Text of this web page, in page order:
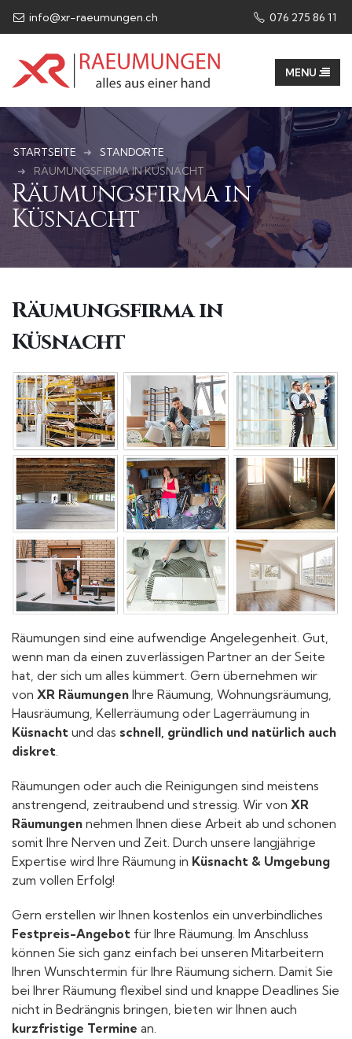
info@xr-raeumungen.ch 076 275 86 11​
STARTSEITE
STANDORTE
RÄUMUNGSFIRMA IN KÜSNACHT
Räumungsfirma in
Küsnacht
Räumungsfirma in
Küsnacht
Räumungen sind eine aufwendige Angelegenheit. Gut,
wenn man da einen zuverlässigen Partner an der Seite
hat, der sich um alles kümmert. Gern übernehmen wir
von XR Räumungen Ihre Räumung, Wohnungsräumung,
Hausräumung, Kellerräumung oder Lagerräumung in
Küsnacht und das schnell, gründlich und natürlich auch
diskret
Räumungen oder auch die Reinigungen sind meistens
anstrengend, zeitraubend und stressig. Wir von XR
Räumungen nehmen Ihnen diese Arbeit ab und schonen
somit Ihre Nerven und Zeit. Durch unsere langjährige
Expertise wird Ihre Räumung in Küsnacht & Umgebung
zum vollen Erfolg!
Gern erstellen wir Ihnen kostenlos ein unverbindliches
Festpreis-Angebot für Ihre Räumung. Im Anschluss
können Sie sich ganz einfach bei unseren Mitarbeitern
Ihren Wunschtermin für Ihre Räumung sichern. Damit Sie
bei Ihrer Räumung flexibel sind und knappe Deadlines Sie
nicht in Bedrängnis bringen, bieten wir Ihnen auch
kurzfristige Termine an.